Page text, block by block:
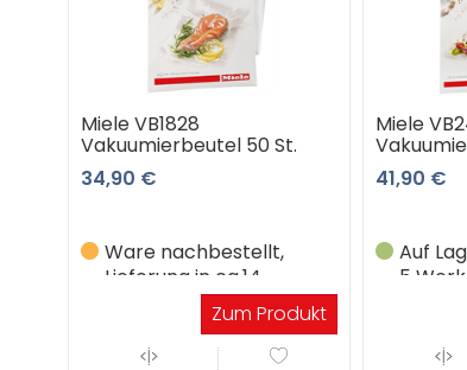
Miele VB1828
Vakuumierbeutel 50 St.
34,90 €
Ware nachbestellt,
Lieferung in ca.14
WerktagenZum Produkt
Miele
41,90 €
Auf
5